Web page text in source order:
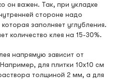
он важен. Так, при укладке
стороне надо
заполняет углубления.
количество клея на 15-30%.
напрямую зависит от
для плитки 10х10 см
толщиной 2 мм, а для